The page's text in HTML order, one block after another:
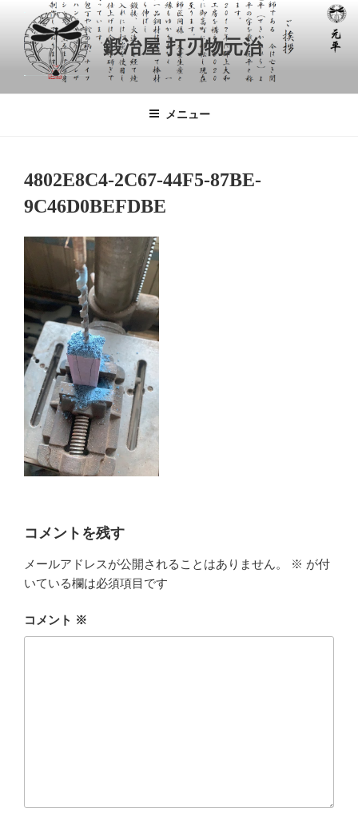
鍛冶屋 打刃物元治
メニュー
4802E8C4-2C67-44F5-87BE-
9C46D0BEFDBE
コメントを残す
メールアドレスが公開されることはありません。 ※ が付
いている欄は必須項目です
コメント ※